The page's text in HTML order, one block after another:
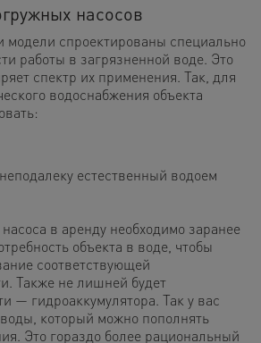
насосов
модели спроектированы специально
работы в загрязненной воде. Это
спектр их применения. Так, для
водоснабжения объекта
естественный водоем
в аренду необходимо заранее
объекта в воде, чтобы
соответствующей
Также не лишней будет
— гидроаккумулятора. Так у вас
воды, который можно пополнять
Это гораздо более рациональный